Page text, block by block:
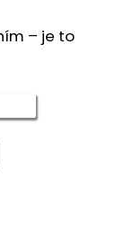
– je to